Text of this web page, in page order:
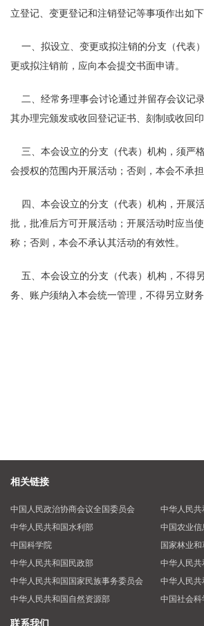
立登记、变更登记和注销登记等事项作出如下
一、拟设立、变更或拟注销的分支（代表
更或拟注销前，应向本会提交书面申请。
二、经常务理事会讨论通过并留存会议记
其办理完颁发或收回登记证书、刻制或收回印
三、本会设立的分支（代表）机构，须严
会授权的范围内开展活动；否则，本会不承担
四、本会设立的分支（代表）机构，开展
批，批准后方可开展活动；开展活动时应当
称；否则，本会不承认其活动的有效性。
五、本会设立的分支（代表）机构，不得
务、账户须纳入本会统一管理，不得另立财务
相关链接
中国人民政治协商会议全国委员会
中华人民共和国水利部
中国农业信
中国科学院
国家林业和
中华人民共和国民政部
中华人民
中华人民共和国国家民族事务委员会
中华人民
中华人民共和国自然资源部
中国社会科
联系我们